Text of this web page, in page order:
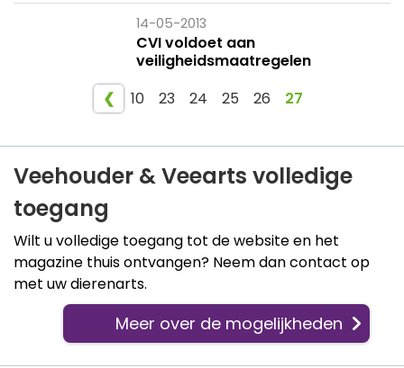
14-05-2013
CVI voldoet aan
veiligheidsmaatregelen
❮
10 23 24 25 26 27
Veehouder & Veearts volledige
toegang
Wilt u volledige toegang tot de website en het
magazine thuis ontvangen? Neem dan contact op
met uw dierenarts.
Meer over de mogelijkheden